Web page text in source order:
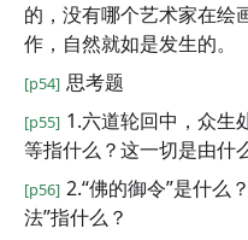
的，没有哪个艺术家在绘
作，自然就如是发生的。
[p54] 思考题
[p55] 1.六道轮回中，众生
等指什么？这一切是由什
[p56] 2.“佛的御令”是什么
法”指什么？